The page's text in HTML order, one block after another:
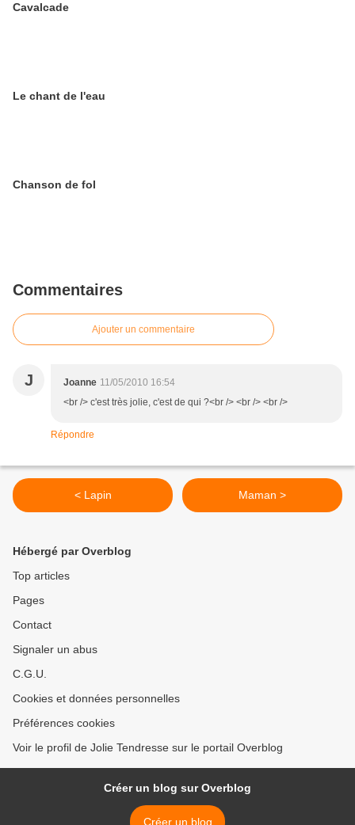
Cavalcade
Le chant de l'eau
Chanson de fol
Commentaires
Ajouter un commentaire
J Joanne 11/05/2010 16:54
<br /> c'est très jolie, c'est de qui ?<br /> <br /> <br />
Répondre
< Lapin Maman >
Hébergé par Overblog
Top articles
Pages
Contact
Signaler un abus
C.G.U.
Cookies et données personnelles
Préférences cookies
Voir le profil de Jolie Tendresse sur le portail Overblog
Créer un blog sur Overblog
Créer un blog